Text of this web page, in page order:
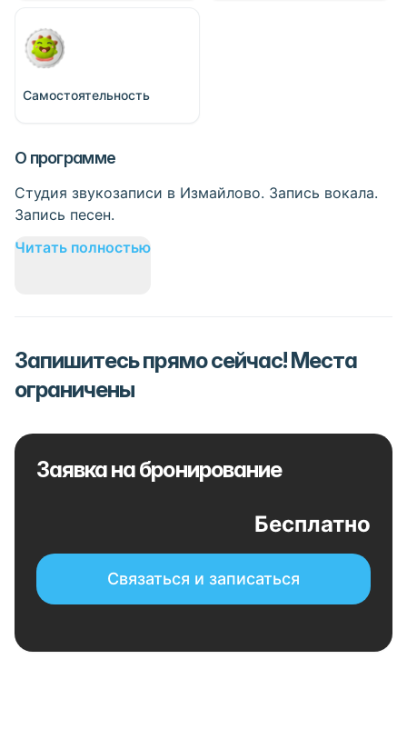
Самостоятельность
О программе
Студия звукозаписи в Измайлово. Запись вокала.
Запись песен.
Читать полностью
Запишитесь прямо сейчас! Места
ограничены
Заявка на бронирование
Бесплатно
Связаться и записаться